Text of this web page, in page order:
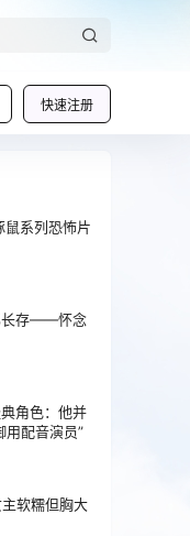
快速注册
鼠系列恐怖片
长存——怀念
角色：他并
用配音演员”
软糯但胸大